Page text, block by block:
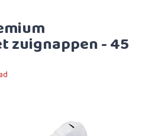
zuignappen - 45